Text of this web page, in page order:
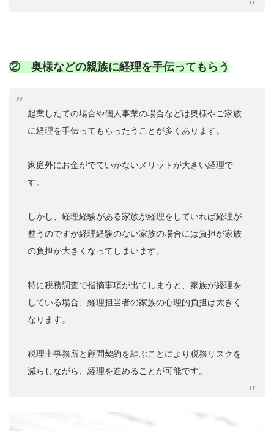
② 奥様などの親族に経理を手伝ってもらう
起業したての場合や個人事業の場合などは奥様やご家族
に経理を手伝ってもらったうことが多くあります。
家庭外にお金がでていかないメリットが大きい経理で
す。
しかし、経理経験がある家族が経理をしていれば経理が
整うのですが経理経験のない家族の場合には負担が家族
の負担が大きくなってしまいます。
特に税務調査で指摘事項が出てしまうと、家族が経理を
している場合、経理担当者の家族の心理的負担は大きく
なります。
税理士事務所と顧問契約を結ぶことにより税務リスクを
減らしながら、経理を進めることが可能です。